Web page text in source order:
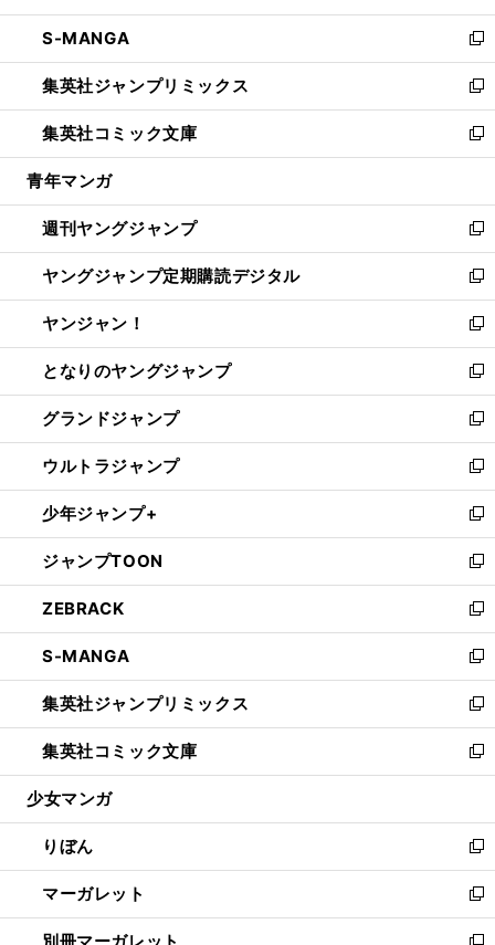
開
く
ウ
で
開
く
ン
ド
ウ
で
開
く
ウ
ィ
ン
ド
ウ
で
開
し
い
ウ
ィ
ン
ド
ウ
開
く
S-MANGA
新
し
い
ウ
ィ
ン
ウ
で
開
く
集英社ジャンプリミックス
新
し
い
ウ
ン
ド
ウ
で
開
く
集英社コミック文庫
新
し
ウ
ィ
ン
ド
ウ
で
開
く
青年マンガ
週刊ヤングジャンプ
新
し
い
ウ
ィ
ン
ド
ウ
で
開
く
ヤングジャンプ定期購読デジタル
新
し
い
ウ
ィ
ン
ド
ウ
で
開
く
ヤンジャン！
新
し
い
ウ
ィ
ン
ド
ウ
で
開
く
となりのヤングジャンプ
新
し
い
ウ
ィ
ン
ド
ウ
で
開
く
グランドジャンプ
新
し
い
ウ
ィ
ン
ド
ウ
で
開
く
ウルトラジャンプ
新
し
い
ウ
ィ
ン
ド
ウ
で
開
く
少年ジャンプ+
新
し
い
ウ
ィ
ン
ド
ウ
で
開
く
ジャンプTOON
新
し
い
ウ
ィ
ン
ド
ウ
で
開
ZEBRACK
新
し
い
ウ
ィ
ン
ド
ウ
開
く
S-MANGA
新
し
い
ウ
ィ
ン
ウ
で
開
く
集英社ジャンプリミックス
新
し
い
ウ
ン
ド
ウ
で
開
く
集英社コミック文庫
新
し
ウ
ィ
ン
ド
ウ
少女マンガ
りぼん
新
し
い
ウ
マーガレット
新
し